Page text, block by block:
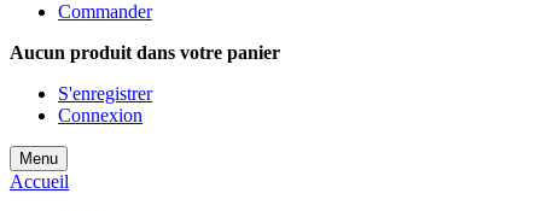
Commander
Aucun produit dans votre panier
S'enregistrer
Connexion
Menu
Accueil